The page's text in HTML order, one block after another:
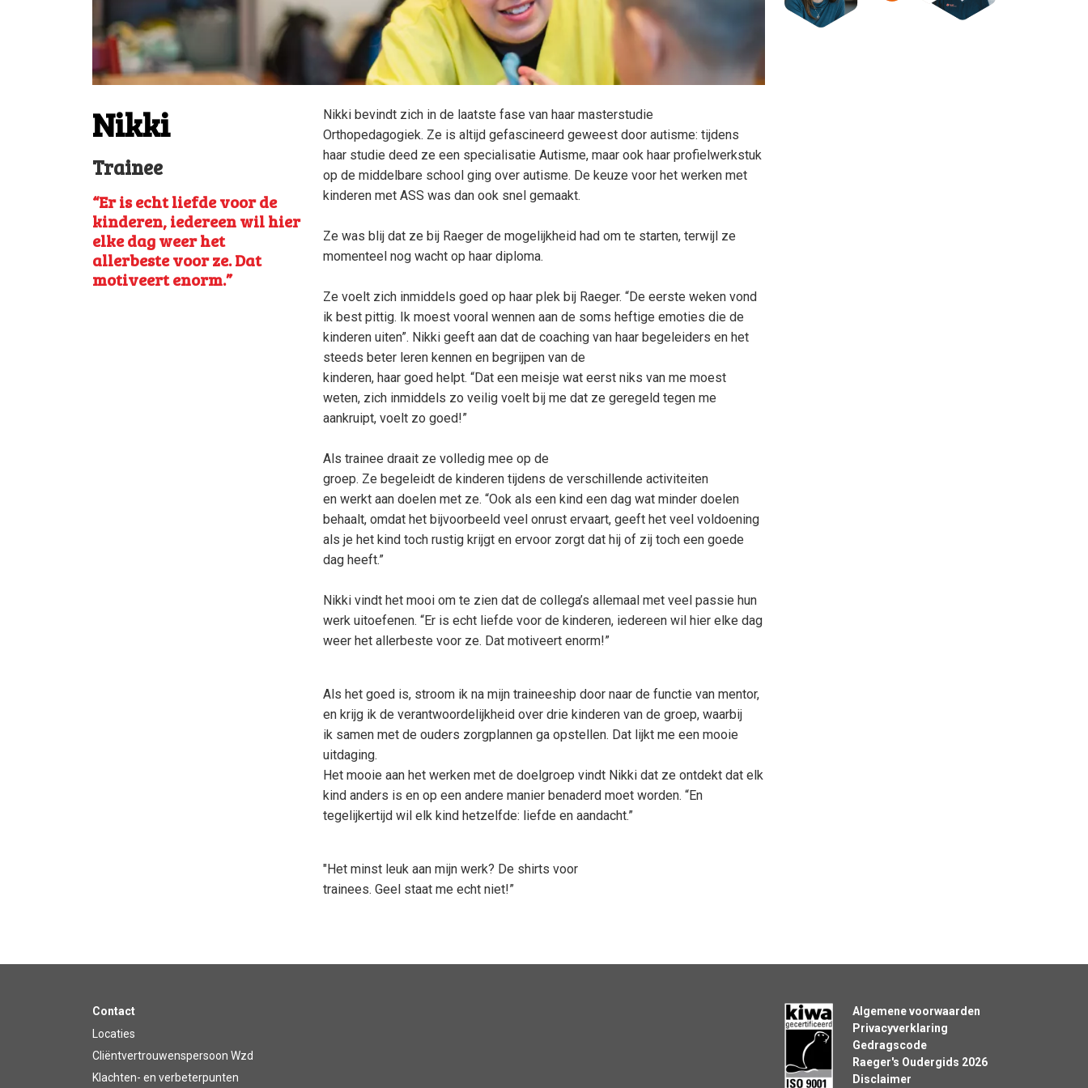
Nikki
Trainee
“Er is echt liefde voor de
kinderen, iedereen wil hier
elke dag weer het
allerbeste voor ze. Dat
motiveert enorm.”
Nikki bevindt zich in de laatste fase van haar masterstudie
Orthopedagogiek. Ze is altijd gefascineerd geweest door autisme: tijdens
haar studie deed ze een specialisatie Autisme, maar ook haar profielwerkstuk
op de middelbare school ging over autisme. De keuze voor het werken met
kinderen met ASS was dan ook snel gemaakt.
Ze was blij dat ze bij Raeger de mogelijkheid had om te starten, terwijl ze
momenteel nog wacht op haar diploma.
Ze voelt zich inmiddels goed op haar plek bij Raeger. “De eerste weken vond
ik best pittig. Ik moest vooral wennen aan de soms heftige emoties die de
kinderen uiten”. Nikki geeft aan dat de coaching van haar begeleiders en het
steeds beter leren kennen en begrijpen van de
kinderen, haar goed helpt. “Dat een meisje wat eerst niks van me moest
weten, zich inmiddels zo veilig voelt bij me dat ze geregeld tegen me
aankruipt, voelt zo goed!”
Als trainee draait ze volledig mee op de
groep. Ze begeleidt de kinderen tijdens de verschillende activiteiten
en werkt aan doelen met ze. “Ook als een kind een dag wat minder doelen
behaalt, omdat het bijvoorbeeld veel onrust ervaart, geeft het veel voldoening
als je het kind toch rustig krijgt en ervoor zorgt dat hij of zij toch een goede
dag heeft.”
Nikki vindt het mooi om te zien dat de collega’s allemaal met veel passie hun
werk uitoefenen. “Er is echt liefde voor de kinderen, iedereen wil hier elke dag
weer het allerbeste voor ze. Dat motiveert enorm!”
Als het goed is, stroom ik na mijn traineeship door naar de functie van mentor,
en krijg ik de verantwoordelijkheid over drie kinderen van de groep, waarbij
ik samen met de ouders zorgplannen ga opstellen. Dat lijkt me een mooie
uitdaging.
Het mooie aan het werken met de doelgroep vindt Nikki dat ze ontdekt dat elk
kind anders is en op een andere manier benaderd moet worden. “En
tegelijkertijd wil elk kind hetzelfde: liefde en aandacht.”
"Het minst leuk aan mijn werk? De shirts voor
trainees. Geel staat me echt niet!”
Contact
Locaties
Cliëntvertrouwenspersoon Wzd
Klachten- en verbeterpunten
Algemene voorwaarden
Privacyverklaring
Gedragscode
Raeger's Oudergids 2026
Disclaimer